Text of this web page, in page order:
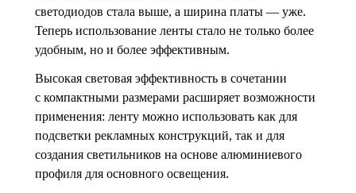
светодиодов стала выше, а ширина платы — уже.
Теперь использование ленты стало не только более
удобным, но и более эффективным.
Высокая световая эффективность в сочетании
с компактными размерами расширяет возможности
применения: ленту можно использовать как для
подсветки рекламных конструкций, так и для
создания светильников на основе алюминиевого
профиля для основного освещения.